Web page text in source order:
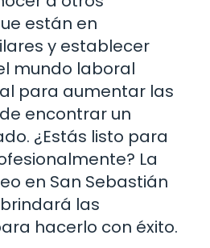
están en
y establecer
mundo laboral
para aumentar las
encontrar un
¿Estás listo para
La
en San Sebastián
las
hacerlo con éxito.